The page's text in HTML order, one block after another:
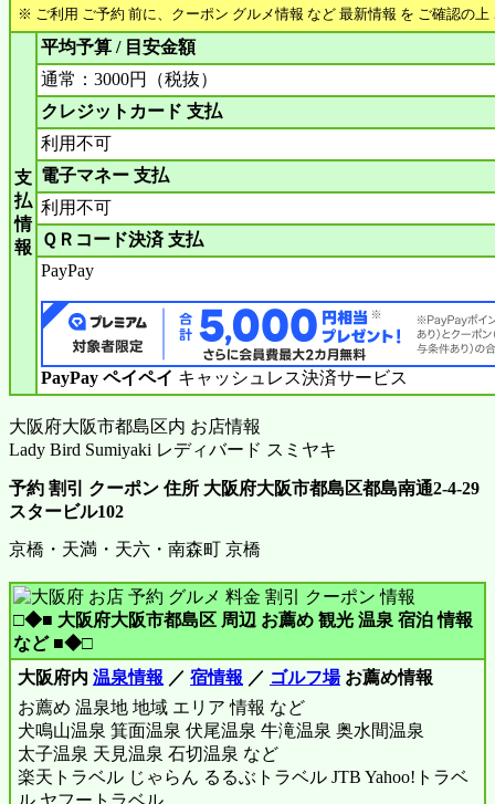
※ ご利用 ご予約 前に、クーポン グルメ情報 など 最新情報 を ご確認の上
支
払
情
報
平均予算 / 目安金額
通常：3000円（税抜）
クレジットカード 支払
利用不可
電子マネー 支払
利用不可
ＱＲコード決済 支払
PayPay
PayPay ペイペイ キャッシュレス決済サービス
大阪府大阪市都島区内 お店情報
Lady Bird Sumiyaki レディバード スミヤキ
予約 割引 クーポン 住所 大阪府大阪市都島区都島南通2-4-29
スタービル102
京橋・天満・天六・南森町 京橋
□◆■ 大阪府大阪市都島区 周辺 お薦め 観光 温泉 宿泊 情報
など ■◆□
大阪府内 温泉情報 ／ 宿情報 ／ ゴルフ場お薦め情報
お薦め 温泉地 地域 エリア 情報 など
犬鳴山温泉 箕面温泉 伏尾温泉 牛滝温泉 奥水間温泉
太子温泉 天見温泉 石切温泉 など
楽天トラベル じゃらん るるぶトラベル JTB Yahoo!トラベ
ル ヤフートラベル